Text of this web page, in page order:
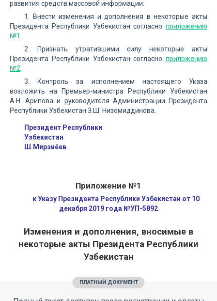
развития средств массовой информации:
1. Внести изменения и дополнения в некоторые акты
Президента Республики Узбекистан согласно приложению
№1
2. Признать утратившими силу некоторые акты
Президента Республики Узбекистан согласно приложению
№2
3. Контроль за исполнением настоящего Указа
возложить на Премьер-министра Республики Узбекистан
А.Н. Арипова и руководителя Администрации Президента
Республики Узбекистан З.Ш. Низомиддинова.
Президент Республики
Узбекистан
Ш.Мирзиёев
Приложение №1
к Указу Президента Республики Узбекистан от 10
декабря 2019 года №УП-5892
Изменения и дополнения, вносимые в
некоторые акты Президента Республики
Узбекистан
ПЛАТНЫЙ ДОКУМЕНТ